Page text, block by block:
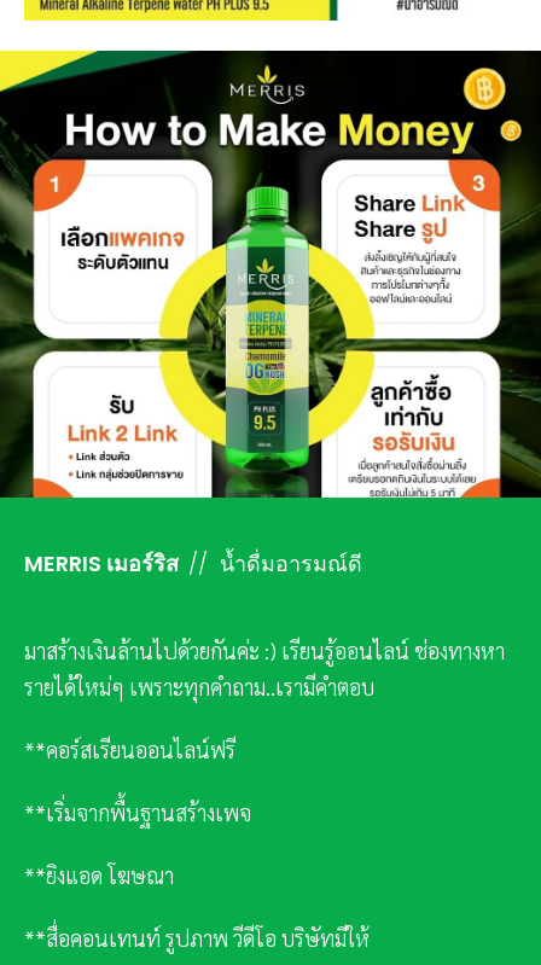
MERRIS เมอร์ริส // น้ำดื่มอารมณ์ดี
มาสร้างเงินล้านไปด้วยกันค่ะ :) เรียนรู้ออนไลน์ ช่องทางหา
รายได้ใหม่ๆ เพราะทุกคำถาม..เรามีคำตอบ
**คอร์สเรียนออนไลน์ฟรี
**เริ่มจากพื้นฐานสร้างเพจ
**ยิงแอด โฆษณา
**สื่อคอนเทนท์ รูปภาพ วีดีโอ บริษัทมีให้